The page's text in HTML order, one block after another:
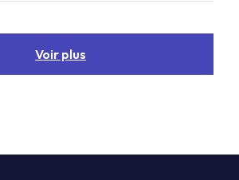
Voir plus